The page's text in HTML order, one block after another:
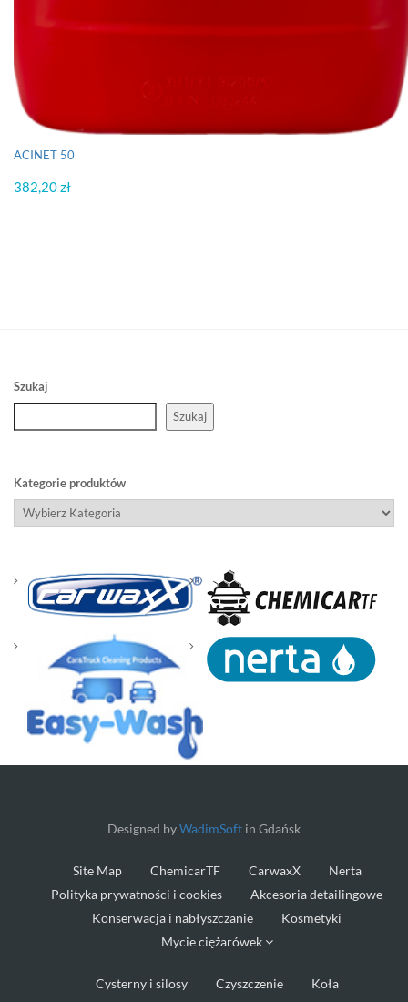
ACINET 50
382,20zł
Szukaj
Szukaj
Kategorie produktów
Designed byWadimSoft in Gdańsk
Site Map ChemicarTF CarwaxX
Nerta
Polityka prywatności i cookies
Akcesoria detailingowe
Konserwacja i nabłyszczanie
Kosmetyki
Mycie ciężarówek
Cysterny i silosy Czyszczenie
Koła